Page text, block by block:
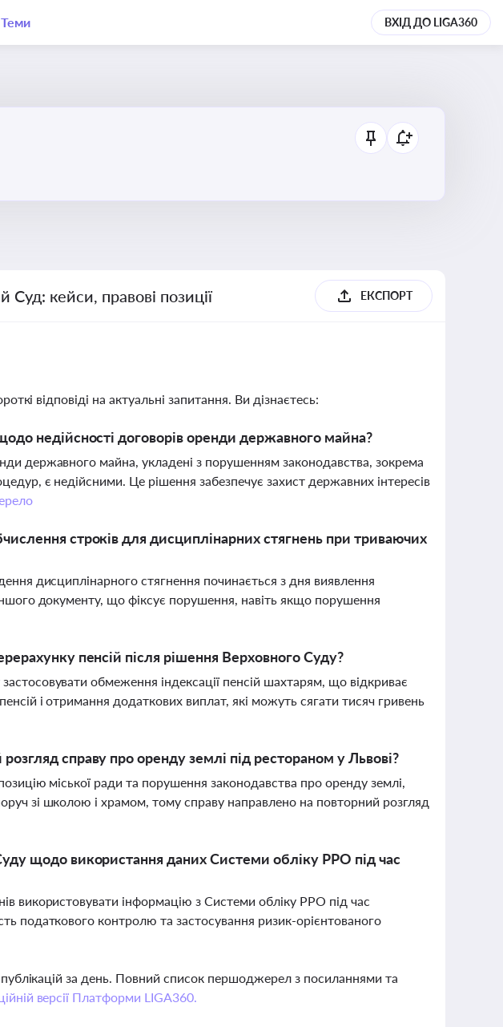
Теми ВХІД ДО LIGA360
кейси, правові позиції ЕКСПОРТ
відповіді на актуальні запитання. Ви дізнаєтесь:
недійсності договорів оренди державного майна?
державного майна, укладені з порушенням законодавства, зокрема
є недійсними. Це рішення забезпечує захист державних інтересів
строків для дисциплінарних стягнень при триваючих
дисциплінарного стягнення починається з дня виявлення
документу, що фіксує порушення, навіть якщо порушення
пенсій після рішення Верховного Суду?
обмеження індексації пенсій шахтарям, що відкриває
і отримання додаткових виплат, які можуть сягати тисяч гривень
справу про оренду землі під рестораном у Львові?
міської ради та порушення законодавства про оренду землі,
зі школою і храмом, тому справу направлено на повторний розгляд
щодо використання даних Системи обліку РРО під час
використовувати інформацію з Системи обліку РРО під час
податкового контролю та застосування ризик-орієнтованого
за день. Повний список першоджерел з посиланнями та
версії Платформи LIGA360.